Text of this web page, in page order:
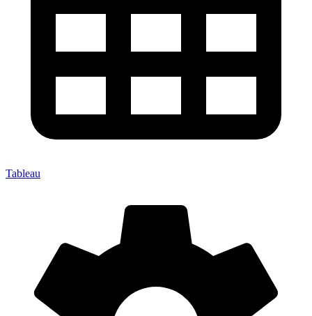
Tableau